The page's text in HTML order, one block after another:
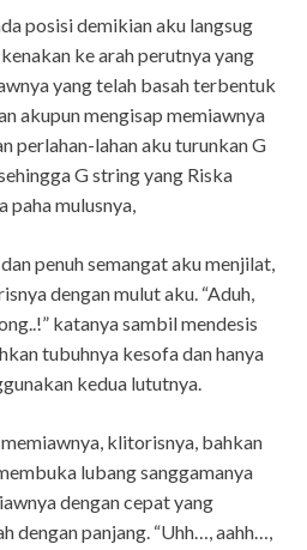
posisi demikian aku langsug
ke arah perutnya yang
yang telah basah terbentuk
akupun mengisap memiawnya
perlahan-lahan aku turunkan G
G string yang Riska
paha mulusnya,
penuh semangat aku menjilat,
dengan mulut aku. “Aduh,
katanya sambil mendesis
tubuhnya kesofa dan hanya
kedua lututnya.
klitorisnya, bahkan
lubang sanggamanya
dengan cepat yang
dengan panjang. “Uhh…, aahh…,